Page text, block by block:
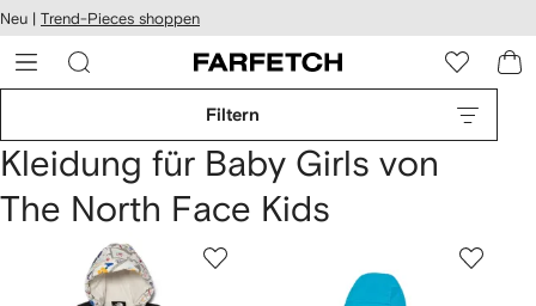
zum
Neu | Trend-Pieces shoppen
Filtern
Kleidung für Baby Girls von
The North Face Kids